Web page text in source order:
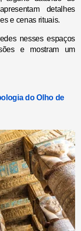
detalhes
e cenas rituais.
nesses espaços
e mostram um
do Olho de